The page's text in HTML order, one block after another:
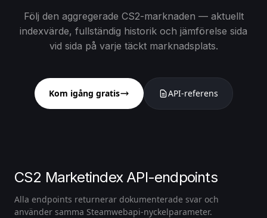
Följ den aggregerade CS2-marknaden — aktuellt
indexvärde, fullständig historik och jämförelse sida
vid sida på varje täckt marknadsplats.
Kom igång gratis API-referens
CS2 Marketindex API-endpoints
Alla endpoints returnerar dokumenterade svar och
använder samma Steamwebapi-nyckelparameter.